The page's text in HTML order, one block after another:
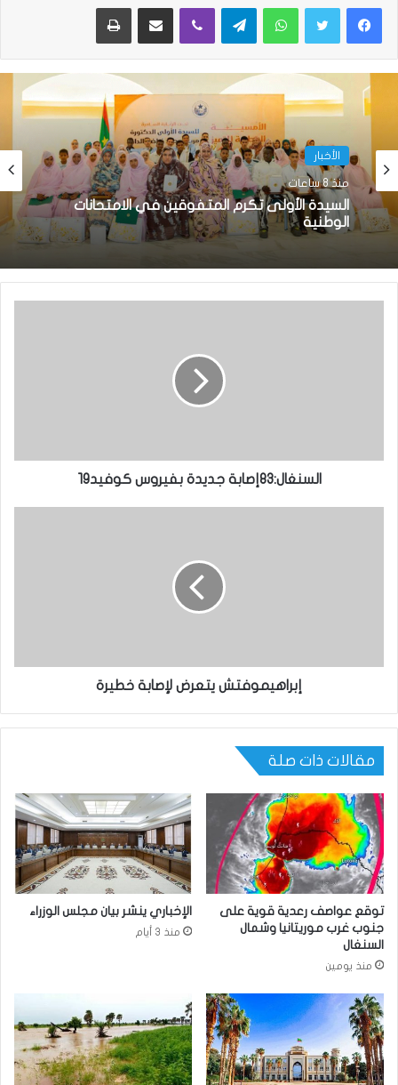
واتساب تيلقرام ڤايبر مشاركة عبر البريد طباعة
الأخبار
منذ 8 ساعات
السيدة الأولى تكرم المتفوقين في الامتحانات
الوطنية
السنغال:83إصابة جديدة بفيروس كوفيد19
إبراهيموفتش يتعرض لإصابة خطيرة
مقالات ذات صلة
توقع عواصف رعدية قوية على
جنوب غرب موريتانيا وشمال
السنغال
منذ يومين
الإخباري ينشر بيان مجلس الوزراء
منذ 3 أيام